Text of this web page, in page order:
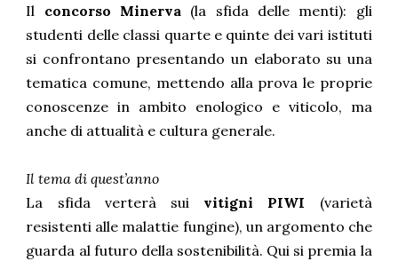
Il concorso Minerva (la sfida delle menti): gli
studenti delle classi quarte e quinte dei vari istituti
si confrontano presentando un elaborato su una
tematica comune, mettendo alla prova le proprie
conoscenze in ambito enologico e viticolo, ma
anche di attualità e cultura generale.
Il tema di quest’anno
La sfida verterà sui vitigni PIWI (varietà
resistenti alle malattie fungine), un argomento che
guarda al futuro della sostenibilità. Qui si premia la